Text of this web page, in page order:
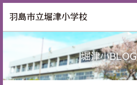
堀津小BLOG